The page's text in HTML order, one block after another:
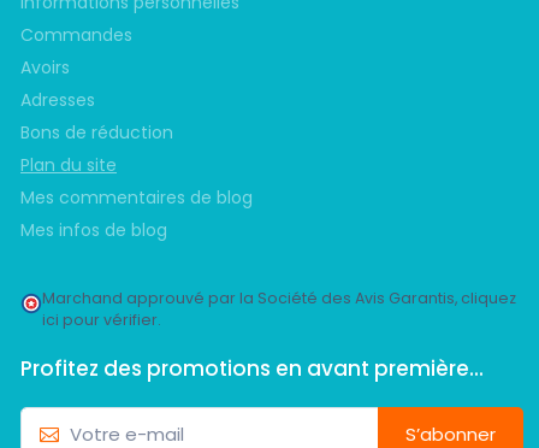
Commandes
Avoirs
Adresses
Bons de réduction
Plan du site
Mes commentaires de blog
Mes infos de blog
Marchand approuvé par la Société des Avis Garantis, cliquez
ici pour vérifier.
Profitez des promotions en avant première...
S’abonner